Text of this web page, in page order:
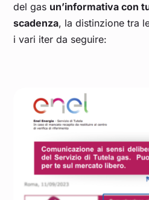
del gas un’informativa con
scadenza, la distinzione tra
i vari iter da seguire: